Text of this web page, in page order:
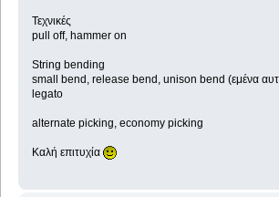
Τεχνικές
pull off, hammer on
String bending
small bend, release bend, unison bend (εμένα
legato
alternate picking, economy picking
Καλή επιτυχία